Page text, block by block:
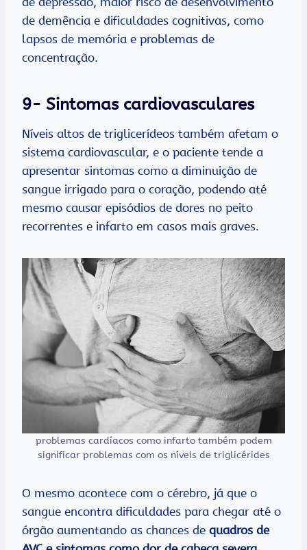
de demência e dificuldades cognitivas, como
lapsos de memória e problemas de
concentração.
9- Sintomas cardiovasculares
Níveis altos de triglicerídeos também afetam o
sistema cardiovascular, e o paciente tende a
apresentar sintomas como a diminuição de
sangue irrigado para o coração, podendo até
mesmo causar episódios de dores no peito
recorrentes e infarto em casos mais graves.
problemas cardíacos como infarto também podem
significar problemas com os níveis de triglicérides
O mesmo acontece com o cérebro, já que o
sangue encontra dificuldades para chegar até o
órgão aumentando as chances de quadros de